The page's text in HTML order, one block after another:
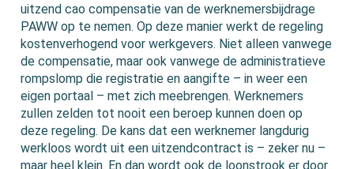
uitzend cao compensatie van de werknemersbijdrage
PAWW op te nemen. Op deze manier werkt de regeling
kostenverhogend voor werkgevers. Niet alleen vanwege
de compensatie, maar ook vanwege de administratieve
rompslomp die registratie en aangifte – in weer een
eigen portaal – met zich meebrengen. Werknemers
zullen zelden tot nooit een beroep kunnen doen op
deze regeling. De kans dat een werknemer langdurig
werkloos wordt uit een uitzendcontract is – zeker nu –
maar heel klein. En dan wordt ook de loonstrook er door